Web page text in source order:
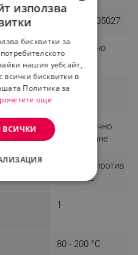
3800235305027
Стандартно
8
Автоматично
изключване
Система против
хлъзгане
1
80 - 200 °C
използва
бисквитки за
нашия уебсайт,
всички бисквитки в
Политика за
още
ВСИЧКИ